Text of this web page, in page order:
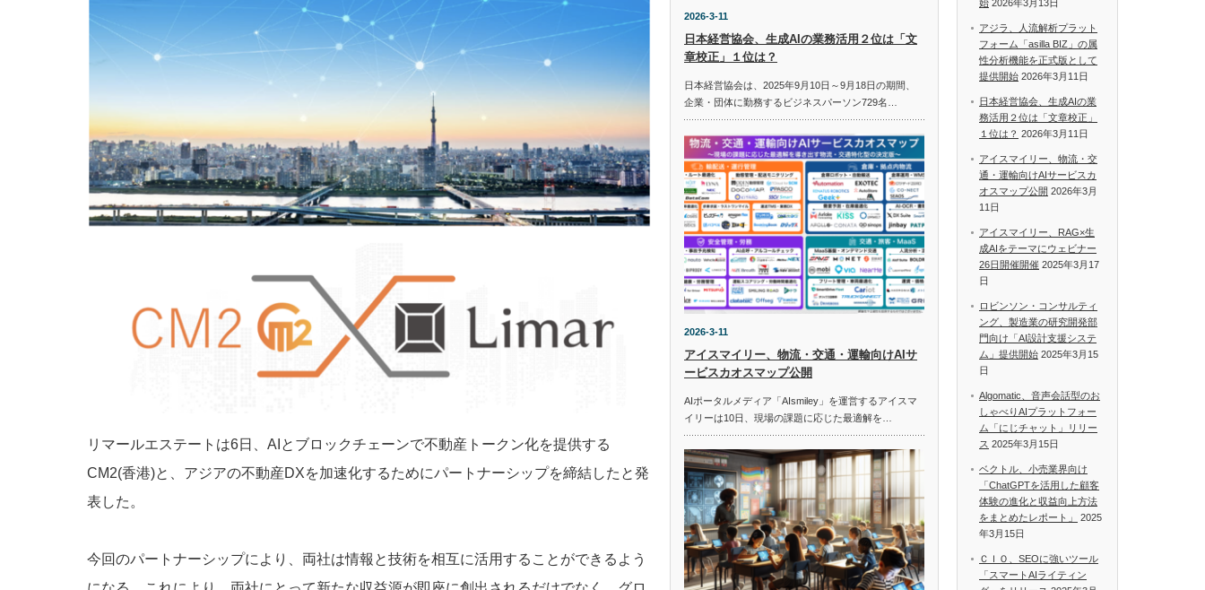
リマールエステートは6日、AIとブロックチェーンで不動産トークン化を提供する
CM2(香港)と、アジアの不動産DXを加速化するためにパートナーシップを締結したと発
表した。
今回のパートナーシップにより、両社は情報と技術を相互に活用することができるよう
2026-3-11
日本経営協会、生成AIの業務活用２位は「文
章校正」１位は？
日本経営協会は、2025年9月10日～9月18日の期間、
企業・団体に勤務するビジネスパーソン729名…
2026-3-11
アイスマイリー、物流・交通・運輸向けAIサ
ービスカオスマップ公開
AIポータルメディア「AIsmiley」を運営するアイスマ
イリーは10日、現場の課題に応じた最適解を…
始 2026年3月13日
アジラ、人流解析プラット
フォーム「asilla BIZ」の属
性分析機能を正式版として
提供開始 2026年3月11日
日本経営協会、生成AIの業
務活用２位は「文章校正」
１位は？ 2026年3月11日
アイスマイリー、物流・交
通・運輸向けAIサービスカ
オスマップ公開 2026年3月
11日
アイスマイリー、RAG×生
成AIをテーマにウェビナー
26日開催開催 2025年3月17
日
ロビンソン・コンサルティ
ング、製造業の研究開発部
門向け「AI設計支援システ
ム」提供開始 2025年3月15
日
Algomatic、音声会話型のお
しゃべりAIプラットフォー
ム「にじチャット」リリー
ス 2025年3月15日
ベクトル、小売業界向け
「ChatGPTを活用した顧客
体験の進化と収益向上方法
をまとめたレポート」
2025
年3月15日
ＣＩＯ、SEOに強いツール
「スマートAIライティン